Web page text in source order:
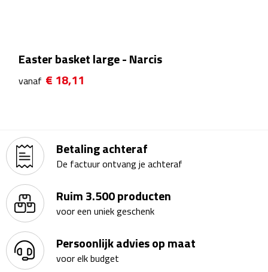
Beurs & Evenementen
Banners
Naambadges & naamkaarthouders
Stickers
Visitekaartjes
Vlaggen
Bureau Toebehoren
Easter basket large - Narcis
vanaf € 18,11
Betaling achteraf
De factuur ontvang je achteraf
Ruim 3.500 producten
voor een uniek geschenk
Persoonlijk advies op maat
voor elk budget